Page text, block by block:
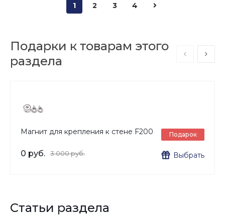
1 2 3 4
Подарки к товарам этого
раздела
Магнит для крепления к стене F200
0 руб. 3 000 руб.
Подарок
Выбрать
Статьи раздела